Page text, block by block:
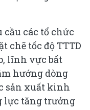
cầu các tổ chức
chẽ tốc độ TTTD
lĩnh vực bất
hướng dòng
sản xuất kinh
lực tăng trưởng